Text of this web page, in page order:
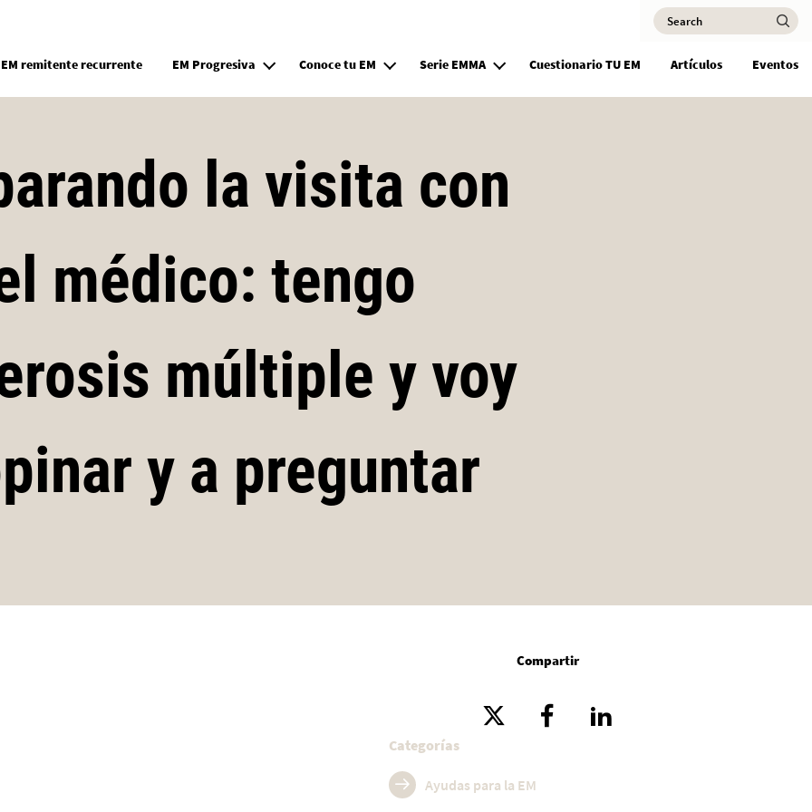
Search
EM remitente recurrente EM Progresiva Conoce tu EM Serie EMMA Cuestionario TU EM Artículos Eventos
la visita con
médico: tengo
múltiple y voy
y a preguntar
Compartir
Categorías
Ayudas para la EM